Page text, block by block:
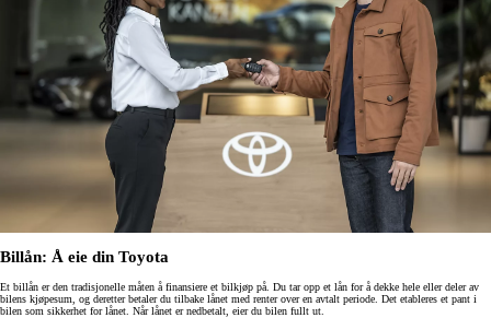
Billån: Å eie din Toyota
Et billån er den tradisjonelle måten å finansiere et bilkjøp på. Du tar opp et lån for å dekke hele eller deler av
bilens kjøpesum, og deretter betaler du tilbake lånet med renter over en avtalt periode. Det etableres et pant i
bilen som sikkerhet for lånet. Når lånet er nedbetalt, eier du bilen fullt ut.